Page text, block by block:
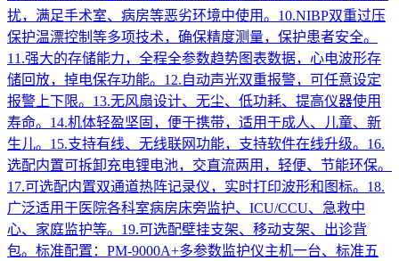
扰，满足手术室、病房等恶劣环境中使用。10.NIBP双重过压
保护温漂控制等多项技术，确保精度测量，保护患者安全。
11.强大的存储能力，全程全参数趋势图表数据，心电波形存
储回放，掉电保存功能。12.自动声光双重报警，可任意设定
报警上下限。13.无风扇设计、无尘、低功耗、提高仪器使用
寿命。14.机体轻盈坚固，便于携带，适用于成人、儿童、新
生儿。15.支持有线、无线联网功能，支持软件在线升级。16.
选配内置可拆卸充电锂电池，交直流两用，轻便、节能环保。
17.可选配内置双通道热阵记录仪，实时打印波形和图标。18.
广泛适用于医院各科室病房床旁监护、ICU/CCU、急救中
心、家庭监护等。19.可选配壁挂支架、移动支架、出诊背
包。标准配置：PM-9000A+多参数监护仪主机一台、标准五